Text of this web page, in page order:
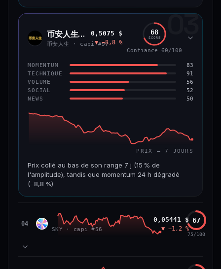
CAP. MARCHÉ VOLUME 24 H
VAR. 7 J VAR. 30 J
−22,2 %
VS ATH
−96,6 %
RANG CAPI.
#143
CONFIANCE 69/100
03
币安
人生
币安人生 (BinanceLife)
币安人生 · capi #97
0,5075 $
▼ −8,8 %
68
SCORE
Confiance 60/100
MOMENTUM 83
TECHNIQUE 91
VOLUME 56
SOCIAL 52
NEWS 50
PRIX — 7 JOURS
Prix collé au bas de son range 7 j (15 % de
l'amplitude), tandis que momentum 24 h dégradé
(−8,8 %).
508 M$ 8,7 M$
VAR. 7 J VAR. 30 J
04 SKY Sky
SKY · capi #56
0,05441 $
▼ −1,2 %
67
75/100
78